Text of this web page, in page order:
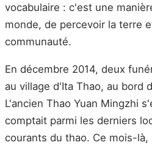
vocabulaire : c'est une
monde, de percevoir la terre
communauté.
En décembre 2014, deux
au village d'Ita Thao, au bord
L'ancien Thao Yuan Mingzhi
comptait parmi les derniers
courants du thao. Ce mois-là,